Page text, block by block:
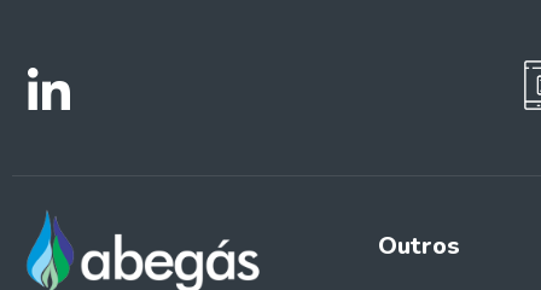
Outros